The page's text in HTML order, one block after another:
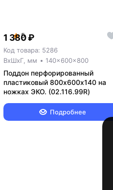
5
1 380 ₽
Код товара: 5286
ВxШxГ, мм
140x600x800
Поддон перфорированный
пластиковый 800х600х140 на
ножках ЭКО. (02.116.99R)
Подробнее